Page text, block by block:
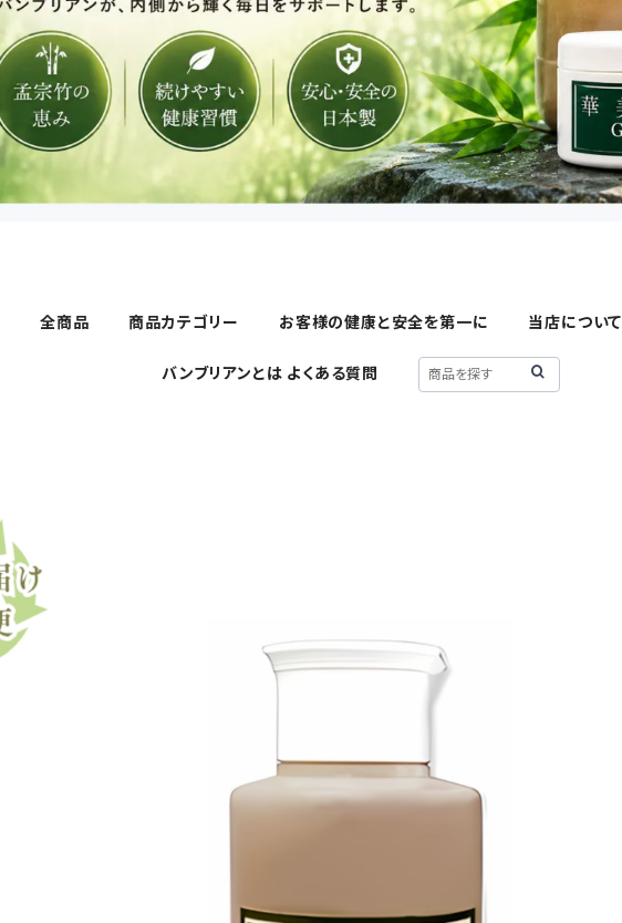
全商品 商品カテゴリー お客様の健康と安全を第一に 当店について
バンブリアンとは よくある質問